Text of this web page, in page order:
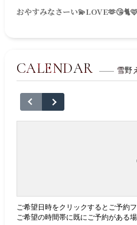
おやすみなさーい
CALENDAR 雪野
ご希望日時をクリックするとご予約
ご希望の時間帯に既にご予約がある場